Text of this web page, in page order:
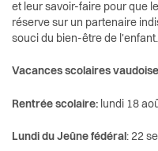
Mobilité scolaire
Réfectoires et
Réseau Vevey
Logement
Sécurité
et leur savoir-faire pour que
réserve sur un partenaire
souci du bien-être de l'enfant.
Vacances scolaires
Rentrée scolaire: lundi 18
Lundi du Jeûne fédéral : 22